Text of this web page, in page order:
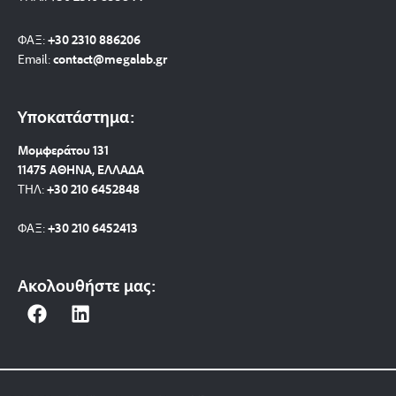
ΦΑΞ:+30 2310 886206
Email:contact@megalab.gr
Υποκατάστημα:
Μομφεράτου 131
11475 ΑΘΗΝΑ, ΕΛΛΑΔΑ
ΤΗΛ:+30 210 6452848
ΦΑΞ:+30 210 6452413
Ακολουθήστε μας:
F
e
L
k